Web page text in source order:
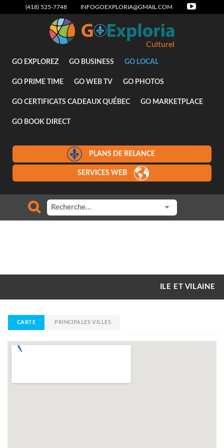
(418) 525-7748 INFOGOEXPLORIA@GMAIL.COM
Culturel
GO EXPLOREZ GO BUSINESS GO LOCAL
GO PRIME TIME GO WEB TV GO PHOTOS
GO CERTIFICATS CADEAUX QUÉBEC GO MARKETPLACE
GO BOOK DIRECT
PLANS DE RELANCE
SERVICES WEB
ILE ET VILAINE
CARTE PRINCIPALES VILLES